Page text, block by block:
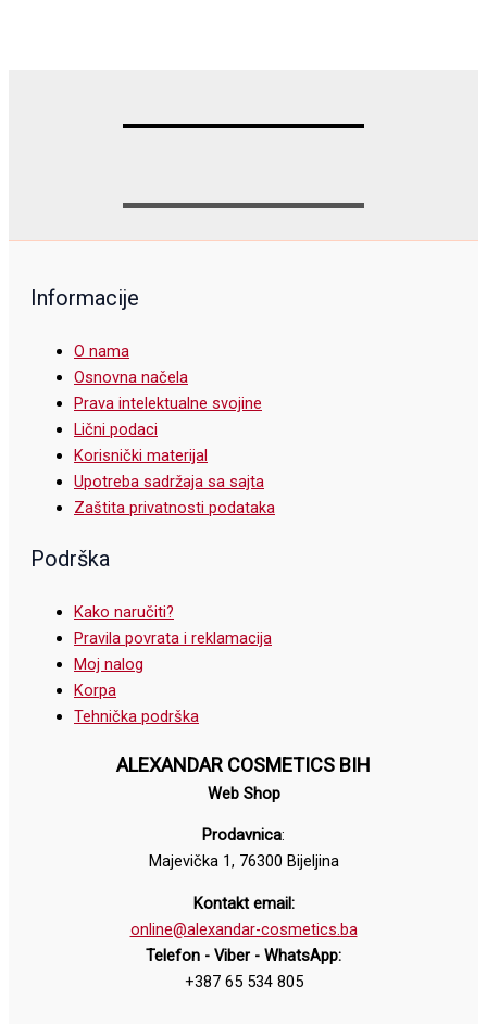
Informacije
O nama
Osnovna načela
Prava intelektualne svojine
Lični podaci
Korisnički materijal
Upotreba sadržaja sa sajta
Zaštita privatnosti podataka
Podrška
Kako naručiti?
Pravila povrata i reklamacija
Moj nalog
Korpa
Tehnička podrška
ALEXANDAR COSMETICS BIH
Web Shop
Prodavnica:
Majevička 1, 76300 Bijeljina
Kontakt email:
online@alexandar-cosmetics.ba
Telefon - Viber - WhatsApp:
+387 65 534 805